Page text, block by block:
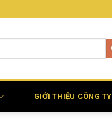
GIỚI THIỆU CÔNG TY